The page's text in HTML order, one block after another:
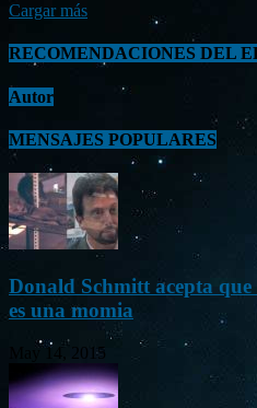
Cargar más
RECOMENDACIONES DEL
Autor
MENSAJES POPULARES
Donald Schmitt acepta
es una momia
May 14, 2015